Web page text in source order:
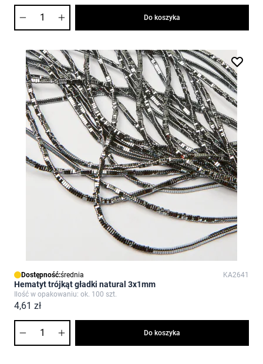
Do koszyka
Dostępność:średnia KA2641
Hematyt trójkąt gładki natural 3x1mm
Ilość w opakowaniu: ok. 100 szt.
4,61 zł
Do koszyka